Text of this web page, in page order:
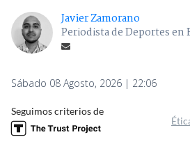
Javier Zamorano
Periodista de Deportes en
Sábado 08 Agosto, 2026 | 22:06
Seguimos criterios de